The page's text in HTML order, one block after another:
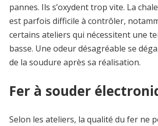
pannes. Ils s’oxydent trop vite. La
est parfois difficile à contrôler,
certains ateliers qui nécessitent une
basse. Une odeur désagréable se
de la soudure après sa réalisation.
Fer à souder
Selon les ateliers, la qualité du fer ne